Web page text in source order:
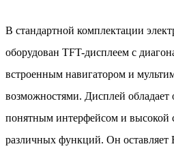
В стандартной комплектации
оборудован TFT-дисплеем с
встроенным навигатором и
возможностями. Дисплей обладает
понятным интерфейсом и высокой
различных функций. Он оставляет